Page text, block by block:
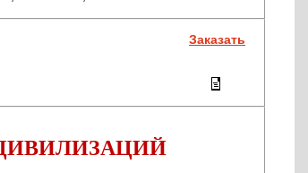
Заказать